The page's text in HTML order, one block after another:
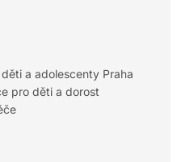
a adolescenty Praha
pro děti a dorost